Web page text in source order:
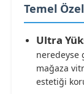
Temel
Ultra
neredeyse
mağaza
estetiği